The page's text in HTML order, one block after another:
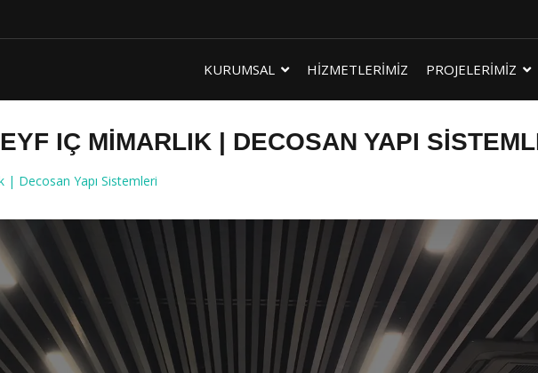
KURUMSAL HİZMETLERİMİZ PROJELERİMİZ
IÇ MIMARLIK | DECOSAN YAPI
| Decosan Yapı Sistemleri